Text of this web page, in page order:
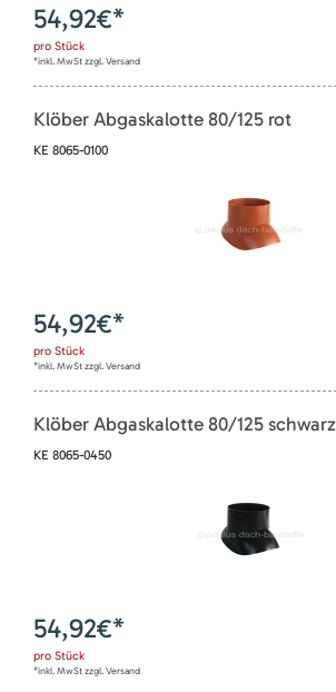
54,92€*
pro Stück
*inkl. MwSt zzgl. Versand
Klöber Abgaskalotte 80/125 rot
KE 8065-0100
54,92€*
pro Stück
*inkl. MwSt zzgl. Versand
Klöber Abgaskalotte 80/125 schwarz
KE 8065-0450
54,92€*
pro Stück
*inkl. MwSt zzgl. Versand